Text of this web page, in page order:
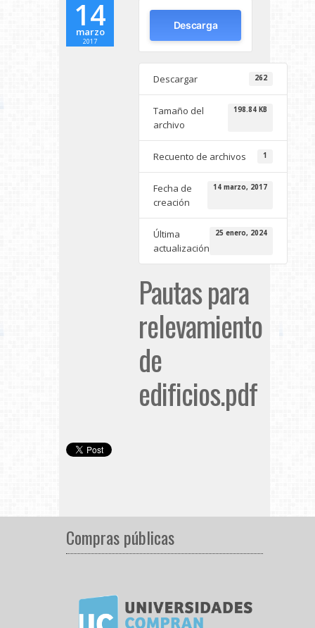
14
marzo
2017
Descarga
Descargar 262
Tamaño del
archivo
198.84 KB
Recuento de archivos 1
Fecha de
creación
14 marzo, 2017
Última
actualización
25 enero, 2024
Pautas para
relevamiento
de
edificios.pdf
Compras públicas